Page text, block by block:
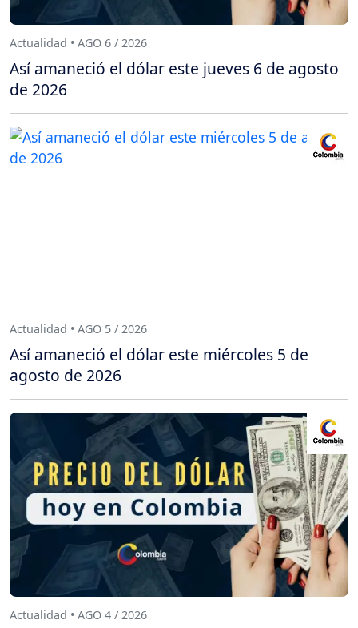
Actualidad • AGO 6 / 2026
Así amaneció el dólar este jueves 6 de agosto
de 2026
Actualidad • AGO 5 / 2026
Así amaneció el dólar este miércoles 5 de
agosto de 2026
Actualidad • AGO 4 / 2026